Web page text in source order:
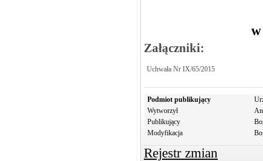
Załączniki:
Uchwała Nr IX/65/2015
Podmiot publikujący
Wytworzył
Publikujący
Modyfikacja
Rejestr zmian